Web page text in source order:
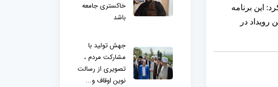
این برنامه
رویداد در
خاکستری جامعه
باشد
جهش تولید با
مشارکت مردم ،
تصویری از رسالت
نوین اوقاف و...